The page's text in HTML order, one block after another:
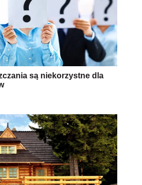
są niekorzystne dla